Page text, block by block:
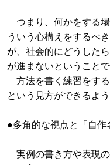
つまり、何かをする
ういう心構えをするべ
が、社会的にどうした
が進まないということで
方法を書く練習をす
という見方ができるよう
●多角的な視点と「自
実例の書き方や表現